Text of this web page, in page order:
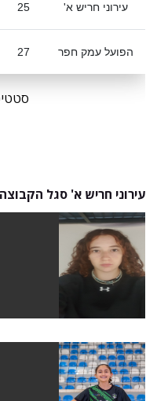
עירוני חריש א' 25
הפועל עמק חפר 27
עירוני חריש א' סגל הקבוצה